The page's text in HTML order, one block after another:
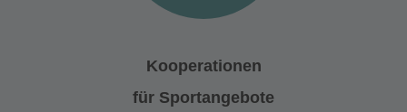
Kooperationen
für Sportangebote